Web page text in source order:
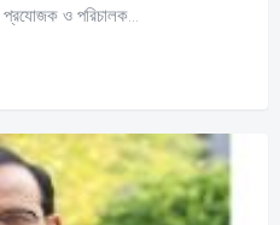
প্রযোজক ও পরিচালক...